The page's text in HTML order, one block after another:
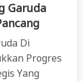
Garuda
Di
Progres
Yang